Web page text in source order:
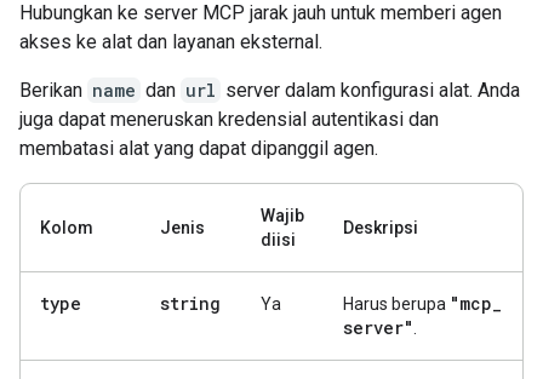
Hubungkan ke server MCP jarak jauh untuk memberi agen
akses ke alat dan layanan eksternal.
Berikan name dan url server dalam konfigurasi alat. Anda
juga dapat meneruskan kredensial autentikasi dan
membatasi alat yang dapat dipanggil agen.
Kolom Jenis
Wajib
diisi
Deskripsi
type string Ya Harus berupa "mcp_
server"